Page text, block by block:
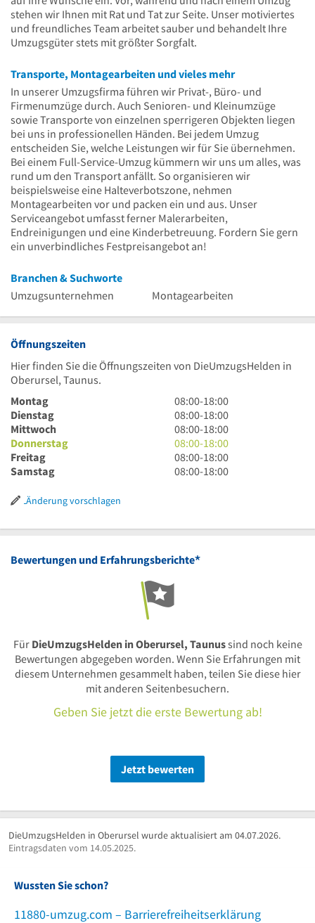
stehen wir Ihnen mit Rat und Tat zur Seite. Unser motiviertes
und freundliches Team arbeitet sauber und behandelt Ihre
Umzugsgüter stets mit größter Sorgfalt.
Transporte, Montagearbeiten und vieles mehr
In unserer Umzugsfirma führen wir Privat-, Büro- und
Firmenumzüge durch. Auch Senioren- und Kleinumzüge
sowie Transporte von einzelnen sperrigeren Objekten liegen
bei uns in professionellen Händen. Bei jedem Umzug
entscheiden Sie, welche Leistungen wir für Sie übernehmen.
Bei einem Full-Service-Umzug kümmern wir uns um alles, was
rund um den Transport anfällt. So organisieren wir
beispielsweise eine Halteverbotszone, nehmen
Montagearbeiten vor und packen ein und aus. Unser
Serviceangebot umfasst ferner Malerarbeiten,
Endreinigungen und eine Kinderbetreuung. Fordern Sie gern
ein unverbindliches Festpreisangebot an!
Branchen & Suchworte
Umzugsunternehmen
Montagearbeiten
Öffnungszeiten
Hier finden Sie die Öffnungszeiten von DieUmzugsHelden in
Oberursel, Taunus.
Montag
8
Uhr
bis
18
Uhr
08:00-18:00
Dienstag
8
Uhr
bis
18
Uhr
08:00-18:00
Mittwoch
8
Uhr
bis
18
08:00-18:00
Donnerstag
8
Uhr
bis
08:00-18:00
Freitag
8
Uhr
08:00-18:00
Samstag
8
Uhr
08:00-18:00
Änderung vorschlagen
Bewertungen und Erfahrungsberichte*
Für DieUmzugsHelden in Oberursel, Taunussind noch keine
Bewertungen abgegeben worden. Wenn Sie Erfahrungen mit
diesem Unternehmen gesammelt haben, teilen Sie diese hier
mit anderen Seitenbesuchern.
Geben Sie jetzt die erste Bewertung ab!
Jetzt bewerten
DieUmzugsHelden in Oberursel wurde aktualisiert am 04.07.2026.
Eintragsdaten vom 14.05.2025.
Wussten Sie schon?
11880-umzug.com – Barrierefreiheitserklärung